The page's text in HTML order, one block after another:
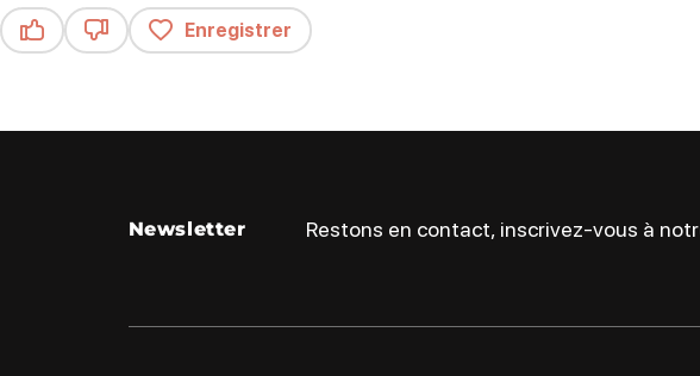
Enregistrer
Newsletter Restons en contact, inscrivez-vous à